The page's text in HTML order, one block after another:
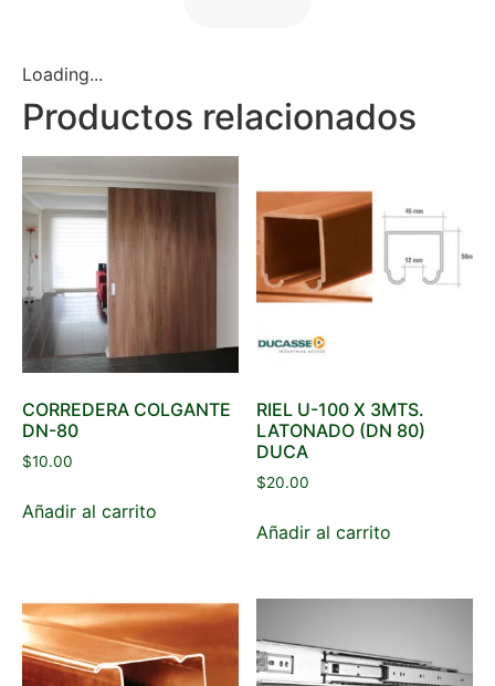
Loading...
Productos relacionados
CORREDERA COLGANTE
DN-80
$10.00
Añadir al carrito
RIEL U-100 X 3MTS.
LATONADO (DN 80)
DUCA
$20.00
Añadir al carrito